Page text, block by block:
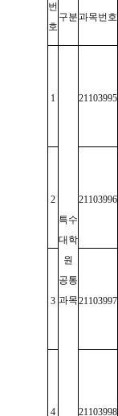
번
호
구분과목번호
1
특수
대학
원
공통
과목
21103995
2 21103996
3 21103997
4 21103998